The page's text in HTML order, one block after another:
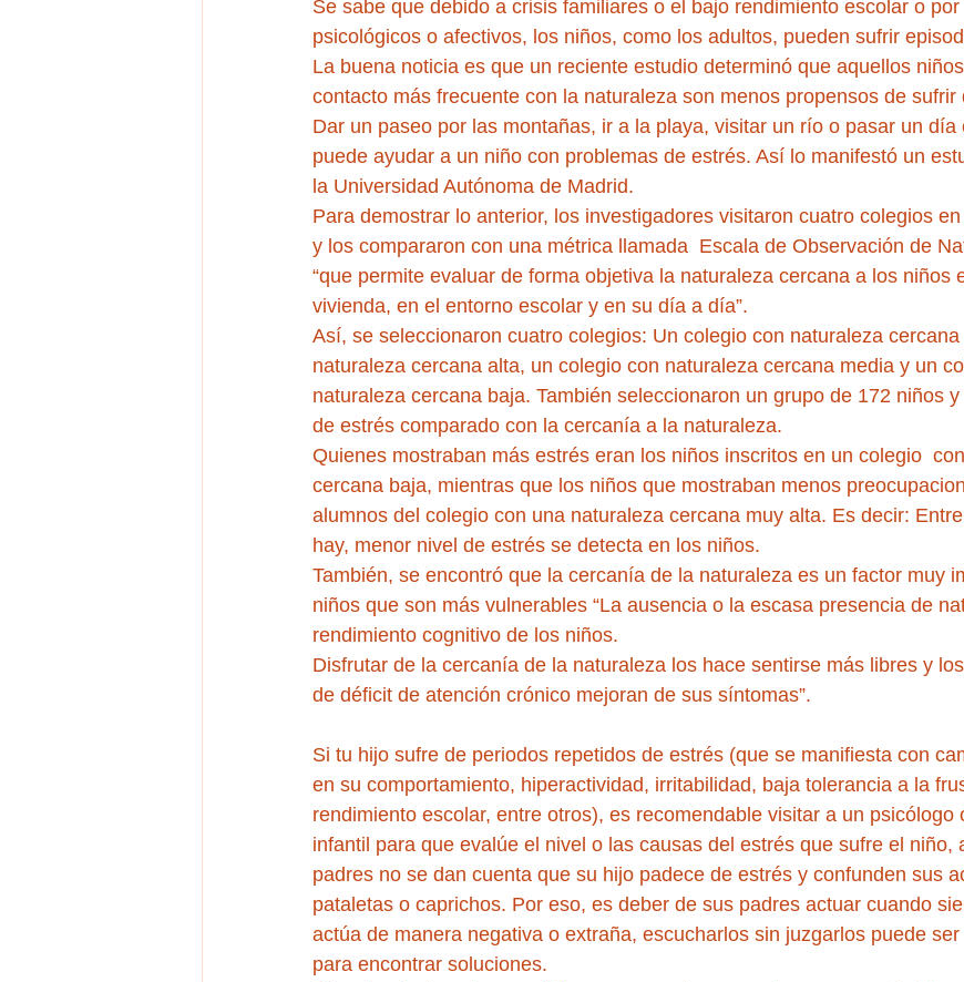
Se sabe que debido a crisis familiares o el bajo rendimiento escolar o
psicológicos o afectivos, los niños, como los adultos, pueden sufrir
La buena noticia es que un reciente estudio determinó que aquellos
contacto más frecuente con la naturaleza son menos propensos de sufrir
Dar un paseo por las montañas, ir a la playa, visitar un río o pasar un día
puede ayudar a un niño con problemas de estrés. Así lo manifestó un
la Universidad Autónoma de Madrid.
Para demostrar lo anterior, los investigadores visitaron cuatro colegios
y los compararon con una métrica llamada  Escala de Observación de
“que permite evaluar de forma objetiva la naturaleza cercana a los niños
vivienda, en el entorno escolar y en su día a día”.
Así, se seleccionaron cuatro colegios: Un colegio con naturaleza
naturaleza cercana alta, un colegio con naturaleza cercana media y un
naturaleza cercana baja. También seleccionaron un grupo de 172 niños y
de estrés comparado con la cercanía a la naturaleza.
Quienes mostraban más estrés eran los niños inscritos en un colegio
cercana baja, mientras que los niños que mostraban menos
alumnos del colegio con una naturaleza cercana muy alta. Es decir:
hay, menor nivel de estrés se detecta en los niños.
También, se encontró que la cercanía de la naturaleza es un factor muy
niños que son más vulnerables “La ausencia o la escasa presencia de
rendimiento cognitivo de los niños.
Disfrutar de la cercanía de la naturaleza los hace sentirse más libres y
de déficit de atención crónico mejoran de sus síntomas”.
Si tu hijo sufre de periodos repetidos de estrés (que se manifiesta con
en su comportamiento, hiperactividad, irritabilidad, baja tolerancia a la
rendimiento escolar, entre otros), es recomendable visitar a un psicólogo
infantil para que evalúe el nivel o las causas del estrés que sufre el niño,
padres no se dan cuenta que su hijo padece de estrés y confunden sus
pataletas o caprichos. Por eso, es deber de sus padres actuar cuando
actúa de manera negativa o extraña, escucharlos sin juzgarlos puede
para encontrar soluciones.